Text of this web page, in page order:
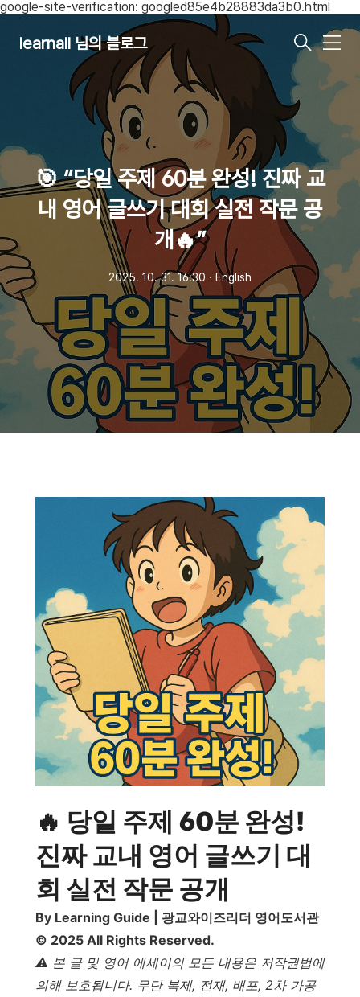
google-site-verification: googled85e4b28883da3b0.html
learnall 님의 블로그
메
🎯 “당일 주제 60분 완성! 진짜 교
내 영어 글쓰기 대회 실전 작문 공
개🔥”
2025. 10. 31. 16:30 ㆍ English
🔥 당일 주제 60분 완성!
진짜 교내 영어 글쓰기 대
회 실전 작문 공개
By Learning Guide | 광교와이즈리더 영어도서관
© 2025 All Rights Reserved.
⚠️ 본 글 및 영어 에세이의 모든 내용은 저작권법에
의해 보호됩니다. 무단 복제, 전재, 배포, 2차 가공